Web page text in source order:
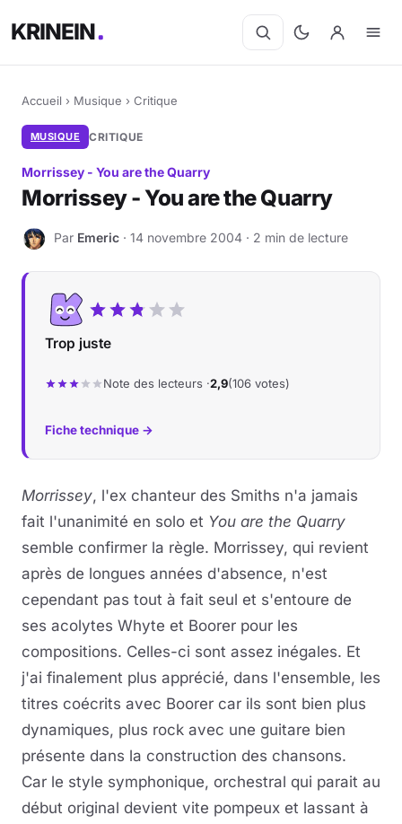
KRINEIN
Accueil › Musique › Critique
MUSIQUE CRITIQUE
Morrissey - You are the Quarry
Morrissey - You are the Quarry
E Par Emeric · 14 novembre 2004 · 2 min de lecture
Trop juste
Note des lecteurs ·2,9(106 votes)
Fiche technique →
Morrissey, l'ex chanteur des Smiths n'a jamais
fait l'unanimité en solo et You are the Quarry
semble confirmer la règle. Morrissey, qui revient
après de longues années d'absence, n'est
cependant pas tout à fait seul et s'entoure de
ses acolytes Whyte et Boorer pour les
compositions. Celles-ci sont assez inégales. Et
j'ai finalement plus apprécié, dans l'ensemble, les
titres coécrits avec Boorer car ils sont bien plus
dynamiques, plus rock avec une guitare bien
présente dans la construction des chansons.
Car le style symphonique, orchestral qui parait au
début original devient vite pompeux et lassant à